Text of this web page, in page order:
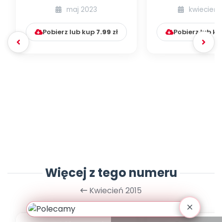
województwo
małopolskie
maj 2023
Pobierz lub kup 7.99 zł
wielkopolskie
kwiecień
Pobierz lub
Więcej z tego numeru
Kwiecień 2015